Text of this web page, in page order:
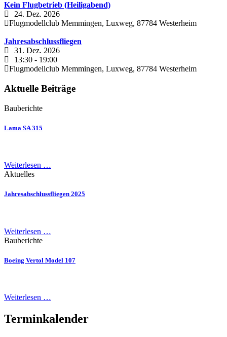
Kein Flugbetrieb (Heiligabend)
24. Dez. 2026
Flugmodellclub Memmingen, Luxweg, 87784 Westerheim
Jahresabschlussfliegen
31. Dez. 2026
13:30 - 19:00
Flugmodellclub Memmingen, Luxweg, 87784 Westerheim
Aktuelle Beiträge
Bauberichte
Lama SA 315
Weiterlesen …
Aktuelles
Jahresabschlussfliegen 2025
Weiterlesen …
Bauberichte
Boeing Vertol Model 107
Weiterlesen …
Terminkalender